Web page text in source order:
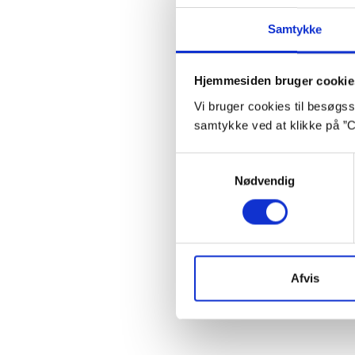
Samtykke
Hjemmesiden bruger
Vi bruger cookies til
samtykke ved at klikke på
Nødvendig
Afvis